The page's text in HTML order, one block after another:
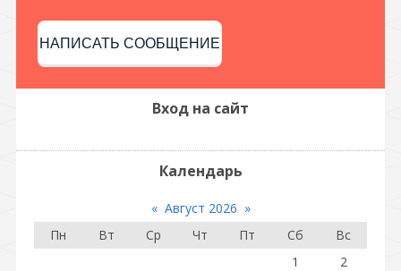
НАПИСАТЬ СООБЩЕНИЕ
Вход на сайт
Календарь
« Август 2026 »
Пн
Вт Ср Чт Пт Сб
Вс
1
2